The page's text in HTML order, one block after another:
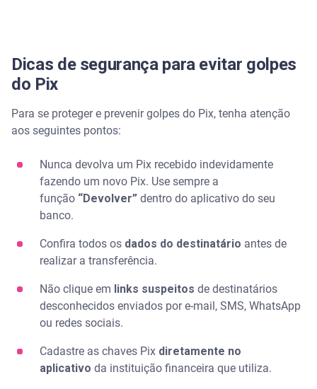
Dicas de segurança para evitar golpes
do Pix
Para se proteger e prevenir golpes do Pix, tenha atenção
aos seguintes pontos:
Nunca devolva um Pix recebido indevidamente
fazendo um novo Pix. Use sempre a
função “Devolver” dentro do aplicativo do seu
banco.
Confira todos os dados do destinatário antes de
realizar a transferência.
Não clique em links suspeitos de destinatários
desconhecidos enviados por e-mail, SMS, WhatsApp
ou redes sociais.
Cadastre as chaves Pix diretamente no
aplicativo da instituição financeira que utiliza.